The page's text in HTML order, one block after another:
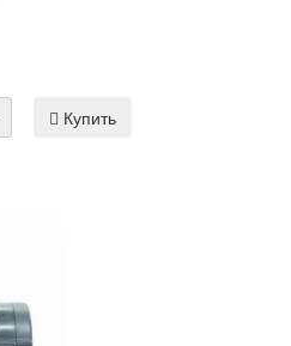
Купить